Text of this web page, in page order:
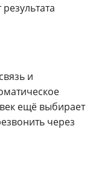
и
ещё выбирает
через